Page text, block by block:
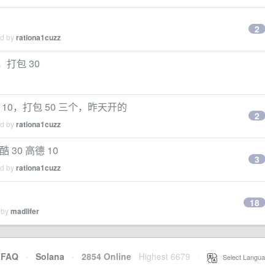
byrationa1cuzz
2
打包 30
，打包 50 三个，昨天开的
byrationa1cuzz
2
30 高德 10
byrationa1cuzz
3
madlifer
18
FAQ · Solana · 2854 Online Highest 6679 Select